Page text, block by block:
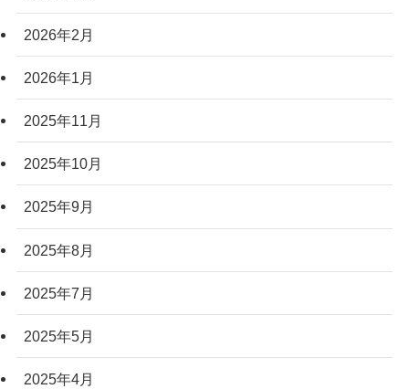
2026年2月
2026年1月
2025年11月
2025年10月
2025年9月
2025年8月
2025年7月
2025年5月
2025年4月